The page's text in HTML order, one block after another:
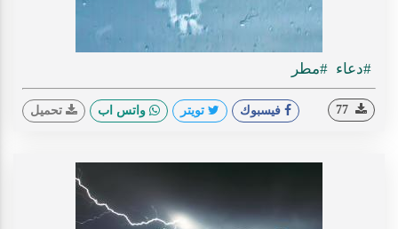
#دعاء #مطر
فيسبوك تويتر واتس اب تحميل